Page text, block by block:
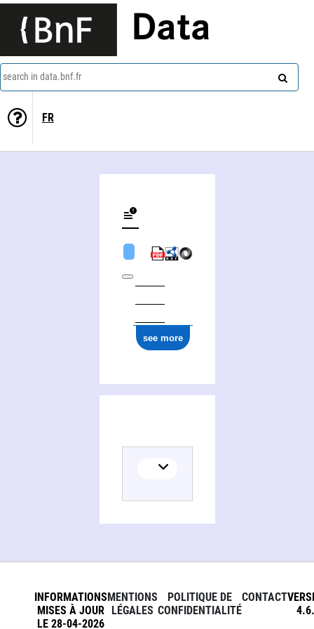
Data
search in data.bnf.fr
FR
see more
INFORMATIONS
MISES À JOUR
LE 28-04-2026
MENTIONS
LÉGALES
POLITIQUE DE
CONFIDENTIALITÉ
CONTACT